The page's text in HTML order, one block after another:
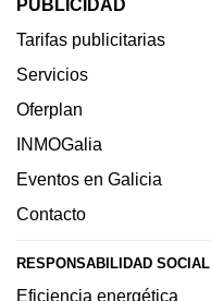
PUBLICIDAD
Tarifas publicitarias
Servicios
Oferplan
INMOGalia
Eventos en Galicia
Contacto
RESPONSABILIDAD SOCIAL
Eficiencia energética